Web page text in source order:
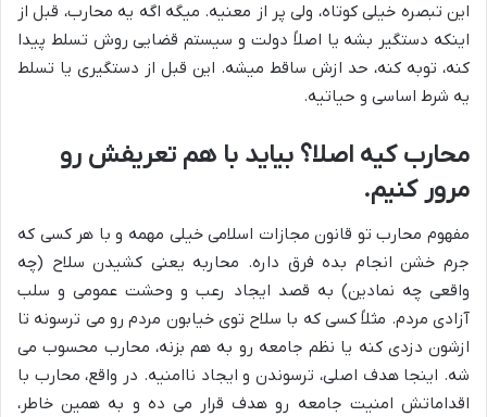
این تبصره خیلی کوتاه، ولی پر از معنیه. میگه اگه یه محارب، قبل از
اینکه دستگیر بشه یا اصلاً دولت و سیستم قضایی روش تسلط پیدا
کنه، توبه کنه، حد ازش ساقط میشه. این قبل از دستگیری یا تسلط
یه شرط اساسی و حیاتیه.
محارب کیه اصلا؟ بیاید با هم تعریفش رو
مرور کنیم.
مفهوم محارب تو قانون مجازات اسلامی خیلی مهمه و با هر کسی که
جرم خشن انجام بده فرق داره. محاربه یعنی کشیدن سلاح (چه
واقعی چه نمادین) به قصد ایجاد رعب و وحشت عمومی و سلب
آزادی مردم. مثلاً کسی که با سلاح توی خیابون مردم رو می ترسونه تا
ازشون دزدی کنه یا نظم جامعه رو به هم بزنه، محارب محسوب می
شه. اینجا هدف اصلی، ترسوندن و ایجاد ناامنیه. در واقع، محارب با
اقداماتش امنیت جامعه رو هدف قرار می ده و به همین خاطر،